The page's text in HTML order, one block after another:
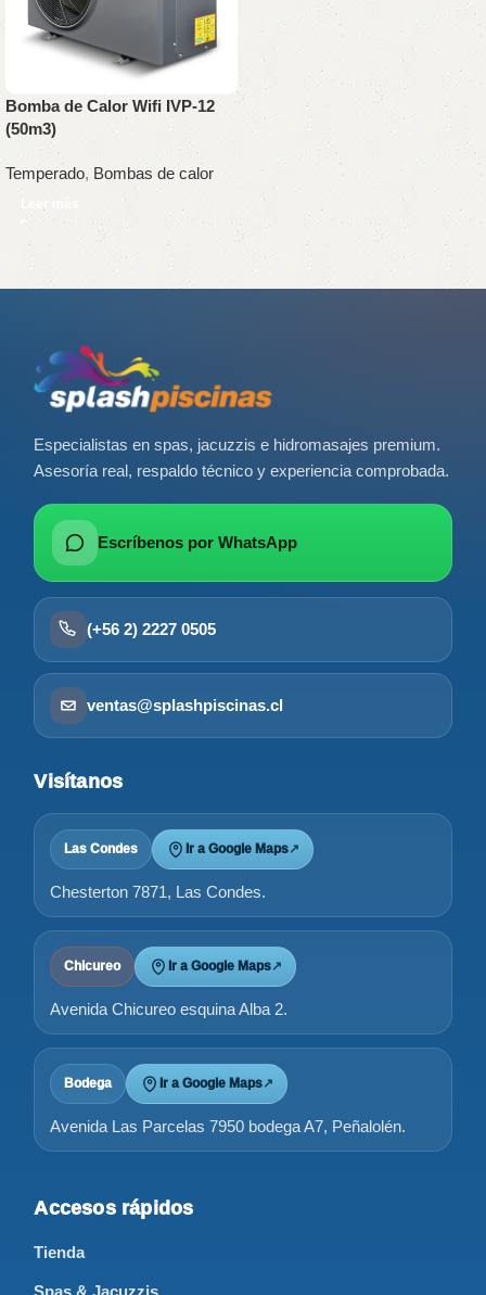
Bomba de Calor Wifi IVP-12
(50m3)
Temperado, Bombas de calor
Leer más
Especialistas en spas, jacuzzis e hidromasajes premium.
Asesoría real, respaldo técnico y experiencia comprobada.
Escríbenos por WhatsApp
(+56 2) 2227 0505
ventas@splashpiscinas.cl
Visítanos
Las Condes Ir a Google Maps↗
Chesterton 7871, Las Condes.
Chicureo Ir a Google Maps↗
Avenida Chicureo esquina Alba 2.
Bodega Ir a Google Maps↗
Avenida Las Parcelas 7950 bodega A7, Peñalolén.
Accesos rápidos
Tienda
Spas & Jacuzzis